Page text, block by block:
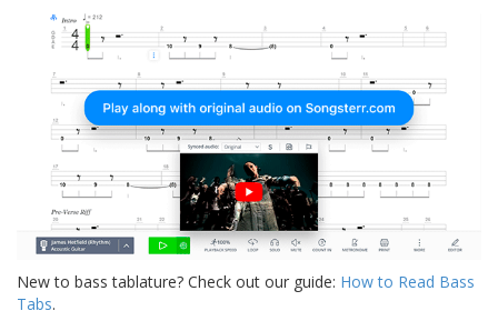
New to bass tablature? Check out our guide: How to Read Bass
Tabs.